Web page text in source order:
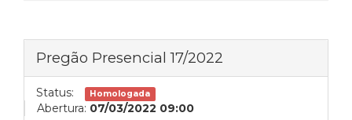
Pregão Presencial 17/2022
Status: Homologada
Abertura: 07/03/2022 09:00